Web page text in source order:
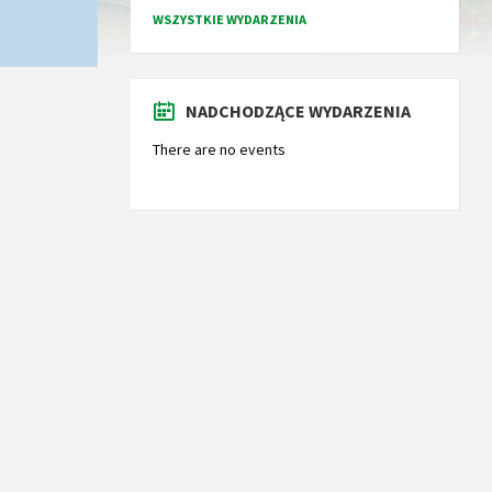
WSZYSTKIE WYDARZENIA
NADCHODZĄCE WYDARZENIA
There are no events